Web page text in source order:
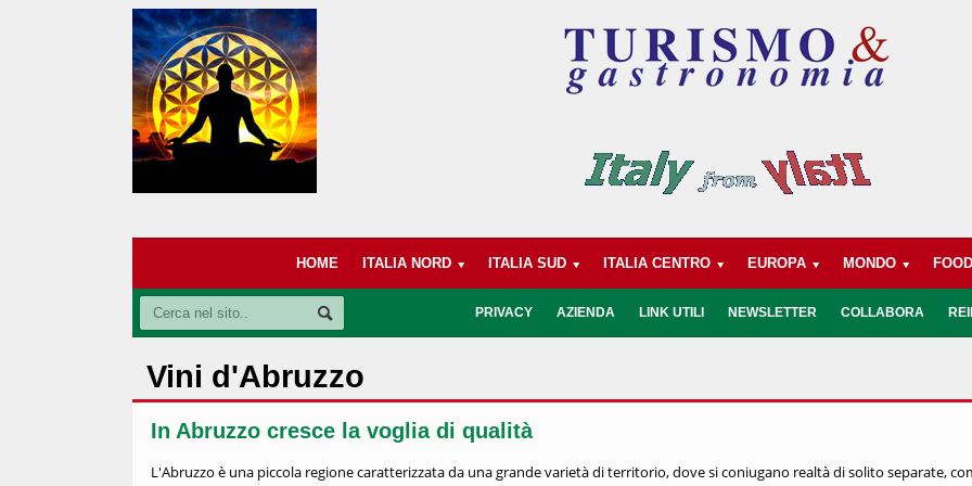
HOME ITALIA NORD ITALIA SUD ITALIA CENTRO EUROPA MONDO FOOD
PRIVACY AZIENDA LINK UTILI NEWSLETTER COLLABORA
Vini d'Abruzzo
In Abruzzo cresce la voglia di qualità
L'Abruzzo è una piccola regione caratterizzata da una grande varietà di territorio, dove si coniugano realtà di solito separate,